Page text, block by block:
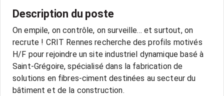
Description du poste
On empile, on contrôle, on surveille... et surtout, on
recrute ! CRIT Rennes recherche des profils motivés
H/F pour rejoindre un site industriel dynamique basé à
Saint-Grégoire, spécialisé dans la fabrication de
solutions en fibres-ciment destinées au secteur du
bâtiment et de la construction.